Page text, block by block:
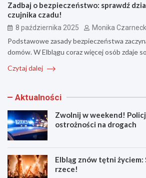
Zadbaj o bezpieczeństwo: sprawdź
czujnika czadu!
8 października 2025 Monika
Podstawowe zasady bezpieczeństwa
domów. W Elblągu coraz więcej osób zdaje
Czytaj dalej
Aktualności
Zwolnij w weekend!
ostrożności na drogach
Elbląg znów tętni życiem:
rzece!